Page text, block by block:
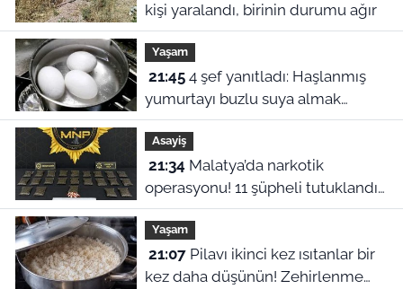
kişi yaralandı, birinin durumu ağır
Yaşam
21:454 şef yanıtladı: Haşlanmış
yumurtayı buzlu suya almak
neden şart?
Asayiş
21:34
operasyonu! 11 şüpheli tutuklandı,
uyuşturucu stoku ele geçirildi
Yaşam
21:07Pilavı ikinci kez ısıtanlar bir
kez daha düşünün! Zehirlenme